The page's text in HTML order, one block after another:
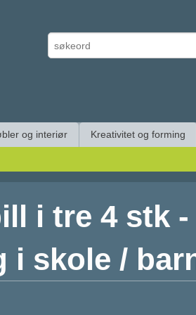
og interiør Kreativitet og forming
i tre 4 stk -
i skole /